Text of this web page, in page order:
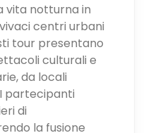
vita notturna in
centri urbani
tour presentano
culturali e
da locali
partecipanti
di
la fusione